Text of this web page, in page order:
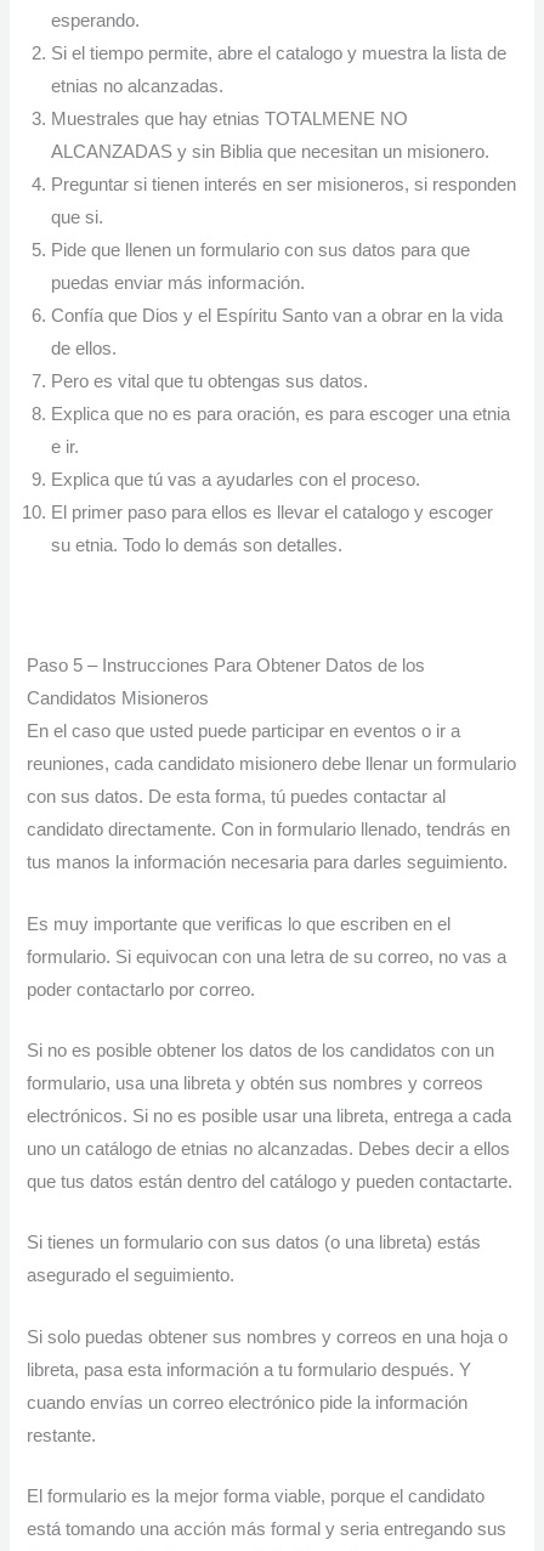
esperando.
Si el tiempo permite, abre el catalogo y muestra la lista de
etnias no alcanzadas.
Muestrales que hay etnias TOTALMENE NO
ALCANZADAS y sin Biblia que necesitan un misionero.
Preguntar si tienen interés en ser misioneros, si responden
que si.
Pide que llenen un formulario con sus datos para que
puedas enviar más información.
Confía que Dios y el Espíritu Santo van a obrar en la vida
de ellos.
Pero es vital que tu obtengas sus datos.
Explica que no es para oración, es para escoger una etnia
e ir.
Explica que tú vas a ayudarles con el proceso.
El primer paso para ellos es llevar el catalogo y escoger
su etnia. Todo lo demás son detalles.
Paso 5 – Instrucciones Para Obtener Datos de los
Candidatos Misioneros
En el caso que usted puede participar en eventos o ir a
reuniones, cada candidato misionero debe llenar un formulario
con sus datos. De esta forma, tú puedes contactar al
candidato directamente. Con in formulario llenado, tendrás en
tus manos la información necesaria para darles seguimiento.
Es muy importante que verificas lo que escriben en el
formulario. Si equivocan con una letra de su correo, no vas a
poder contactarlo por correo.
Si no es posible obtener los datos de los candidatos con un
formulario, usa una libreta y obtén sus nombres y correos
electrónicos. Si no es posible usar una libreta, entrega a cada
uno un catálogo de etnias no alcanzadas. Debes decir a ellos
que tus datos están dentro del catálogo y pueden contactarte.
Si tienes un formulario con sus datos (o una libreta) estás
asegurado el seguimiento.
Si solo puedas obtener sus nombres y correos en una hoja o
libreta, pasa esta información a tu formulario después. Y
cuando envías un correo electrónico pide la información
restante.
El formulario es la mejor forma viable, porque el candidato
está tomando una acción más formal y seria entregando sus